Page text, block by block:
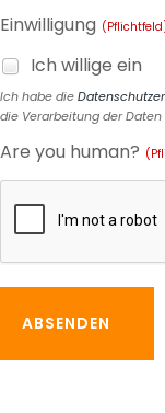
Einwilligung
Ich willige ein
Ich habe die
die Verarbeitung der Daten
Are you human?
ABSENDEN